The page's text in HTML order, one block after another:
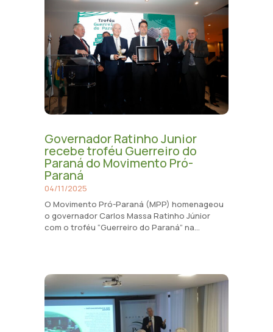
Governador Ratinho Junior
recebe troféu Guerreiro do
Paraná do Movimento Pró-
Paraná
04/11/2025
O Movimento Pró-Paraná (MPP) homenageou
o governador Carlos Massa Ratinho Júnior
com o troféu “Guerreiro do Paraná” na...